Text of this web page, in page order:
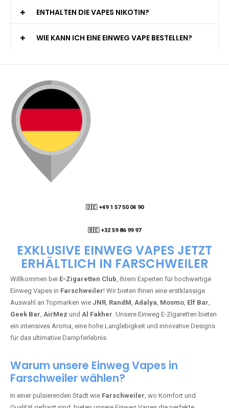
ENTHALTEN DIE VAPES NIKOTIN?
WIE KANN ICH EINE EINWEG VAPE BESTELLEN?
🇩🇪 +49 1 57 50 04 90
🇧🇪 +32 59 86 99 97
EXKLUSIVE EINWEG VAPES JETZT
ERHÄLTLICH IN FARSCHWEILER
Willkommen bei E-Zigaretten Club, Ihrem Experten für hochwertige
Einweg Vapes in Farschweiler! Wir bieten Ihnen eine erstklassige
Auswahl an Topmarken wie JNR, RandM, Adalya, Mosmo, Elf Bar,
Geek Bar, AirMez und Al Fakher. Unsere Einweg E-Zigaretten bieten
ein intensives Aroma, eine hohe Langlebigkeit und innovative Designs
für das ultimative Dampferlebnis.
Warum unsere Einweg Vapes in
Farschweiler wählen?
In einer pulsierenden Stadt wie Farschweiler, wo Komfort und